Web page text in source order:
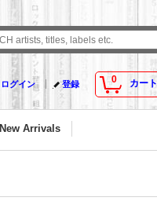
0 カート
ログイン 登録
New Arrivals